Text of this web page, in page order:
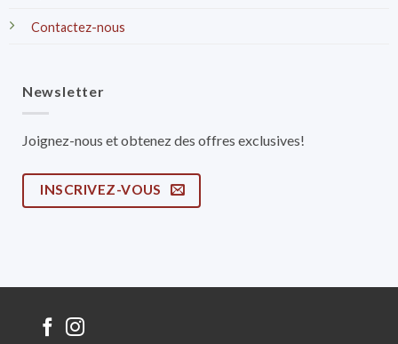
Contactez-nous
Newsletter
Joignez-nous et obtenez des offres exclusives!
INSCRIVEZ-VOUS